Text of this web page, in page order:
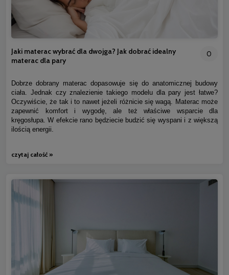
Jaki materac wybrać dla dwojga? Jak dobrać idealny
materac dla pary
0
Dobrze dobrany materac dopasowuje się do anatomicznej budowy
ciała. Jednak czy znalezienie takiego modelu dla pary jest łatwe?
Oczywiście, że tak i to nawet jeżeli różnicie się wagą. Materac może
zapewnić komfort i wygodę, ale też właściwe wsparcie dla
kręgosłupa. W efekcie rano będziecie budzić się wyspani i z większą
ilością energii.
czytaj całość »